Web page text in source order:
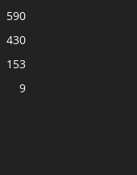
590
430
153
9